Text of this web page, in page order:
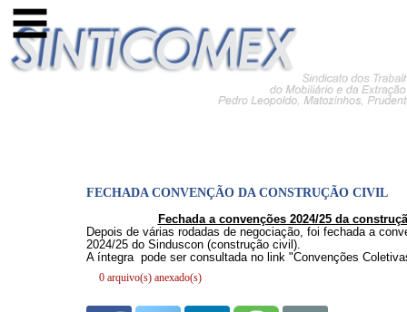
FECHADA CONVENÇÃO DA CONSTRUÇÃO CIVIL
0 arquivo(s) anexado(s)